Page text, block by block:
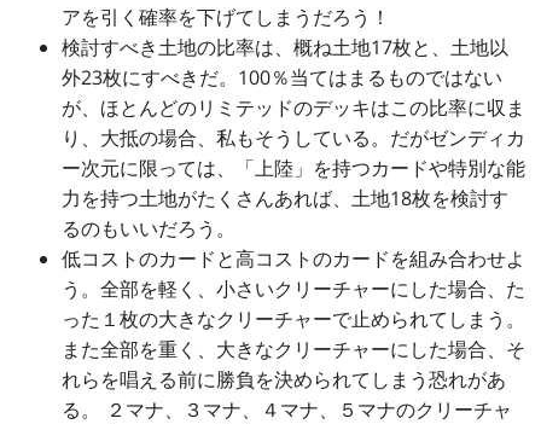
アを引く確率を下げてしまうだろう！
検討すべき土地の比率は、概ね土地17枚と、土地以
外23枚にすべきだ。100％当てはまるものではない
が、ほとんどのリミテッドのデッキはこの比率に収ま
り、大抵の場合、私もそうしている。だがゼンディカ
ー次元に限っては、「上陸」を持つカードや特別な能
力を持つ土地がたくさんあれば、土地18枚を検討す
るのもいいだろう。
低コストのカードと高コストのカードを組み合わせよ
う。全部を軽く、小さいクリーチャーにした場合、た
った１枚の大きなクリーチャーで止められてしまう。
また全部を重く、大きなクリーチャーにした場合、そ
れらを唱える前に勝負を決められてしまう恐れがあ
る。 ２マナ、３マナ、４マナ、５マナのクリーチャ